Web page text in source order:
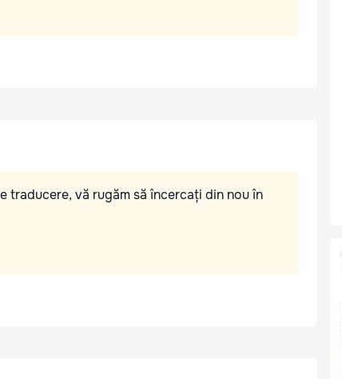
traducere, vă rugăm să încercați din nou în